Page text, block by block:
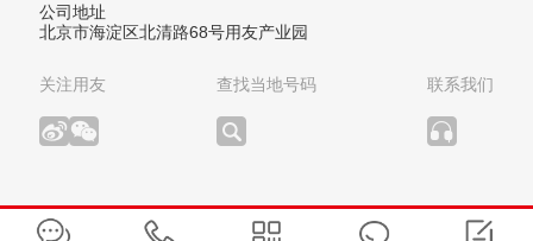
公司地址
北京市海淀区北清路68号用友产业园
关注用友 查找当地号码 联系我们
版权所有：用友网络科技股份有限公司